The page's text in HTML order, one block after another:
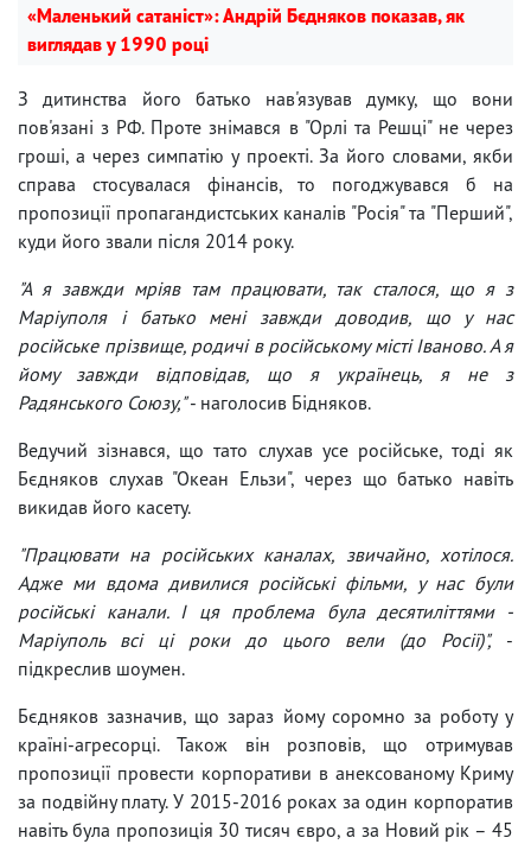
«Маленький сатаніст»: Андрій Бєдняков показав, як
виглядав у 1990 році
З дитинства його батько нав'язував думку, що вони
пов'язані з РФ. Проте знімався в "Орлі та Решці" не через
гроші, а через симпатію у проекті. За його словами, якби
справа стосувалася фінансів, то погоджувався б на
пропозиції пропагандистських каналів "Росія" та "Перший",
куди його звали після 2014 року.
"А я завжди мріяв там працювати, так сталося, що я з
Маріуполя і батько мені завжди доводив, що у нас
російське прізвище, родичі в російському місті Іваново. А я
йому завжди відповідав, що я українець, я не з
Радянського Союзу,"- наголосив Бідняков.
Ведучий зізнався, що тато слухав усе російське, тоді як
Бєдняков слухав "Океан Ельзи", через що батько навіть
викидав його касету.
"Працювати на російських каналах, звичайно, хотілося.
Адже ми вдома дивилися російські фільми, у нас були
російські канали. І ця проблема була десятиліттями -
Маріуполь всі ці роки до цього вели (до Росії)", -
підкреслив шоумен.
Бєдняков зазначив, що зараз йому соромно за роботу у
країні-агресорці. Також він розповів, що отримував
пропозиції провести корпоративи в анексованому Криму
за подвійну плату. У 2015-2016 роках за один корпоратив
навіть була пропозиція 30 тисяч євро, а за Новий рік – 45